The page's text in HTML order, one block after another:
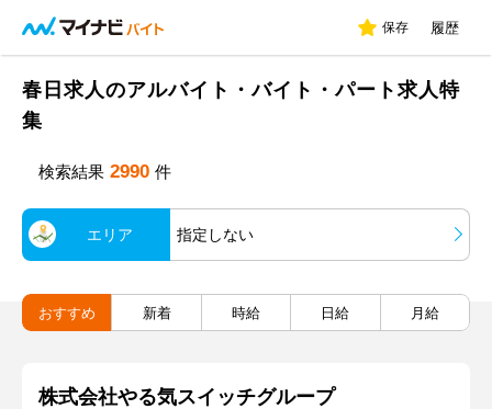
保存 履歴
春日求人のアルバイト・バイト・パート求人特
集
検索結果 2990 件
エリア 指定しない
おすすめ 新着 時給 日給 月給
株式会社やる気スイッチグループ